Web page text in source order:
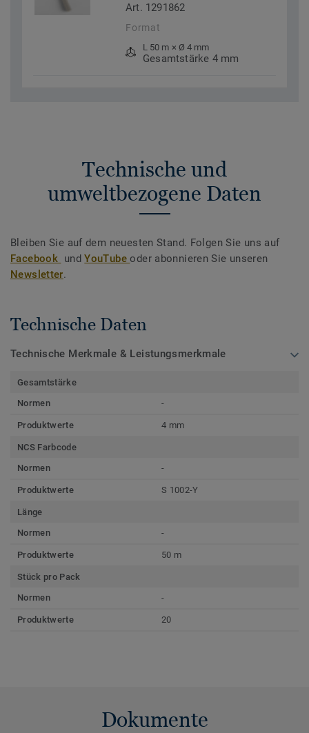
Art. 1291862
Format
L 50 m × Ø 4 mm
Gesamtstärke 4 mm
Technische und
umweltbezogene Daten
Bleiben Sie auf dem neuesten Stand. Folgen Sie uns auf
Facebook undYouTubeoder abonnieren Sie unseren
Newsletter.
Technische Daten
Technische Merkmale & Leistungsmerkmale
Gesamtstärke
Normen
-
Produktwerte 4 mm
NCS Farbcode
Normen
-
Produktwerte S 1002-Y
Länge
Normen
-
Produktwerte 50 m
Stück pro Pack
Normen
-
Produktwerte 20
Dokumente